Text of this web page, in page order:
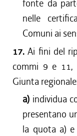
fonte da
nelle
Comuni ai
17.Ai fini del
commi 9 e 11,
Giunta
a) individua
presentano
la quota a)